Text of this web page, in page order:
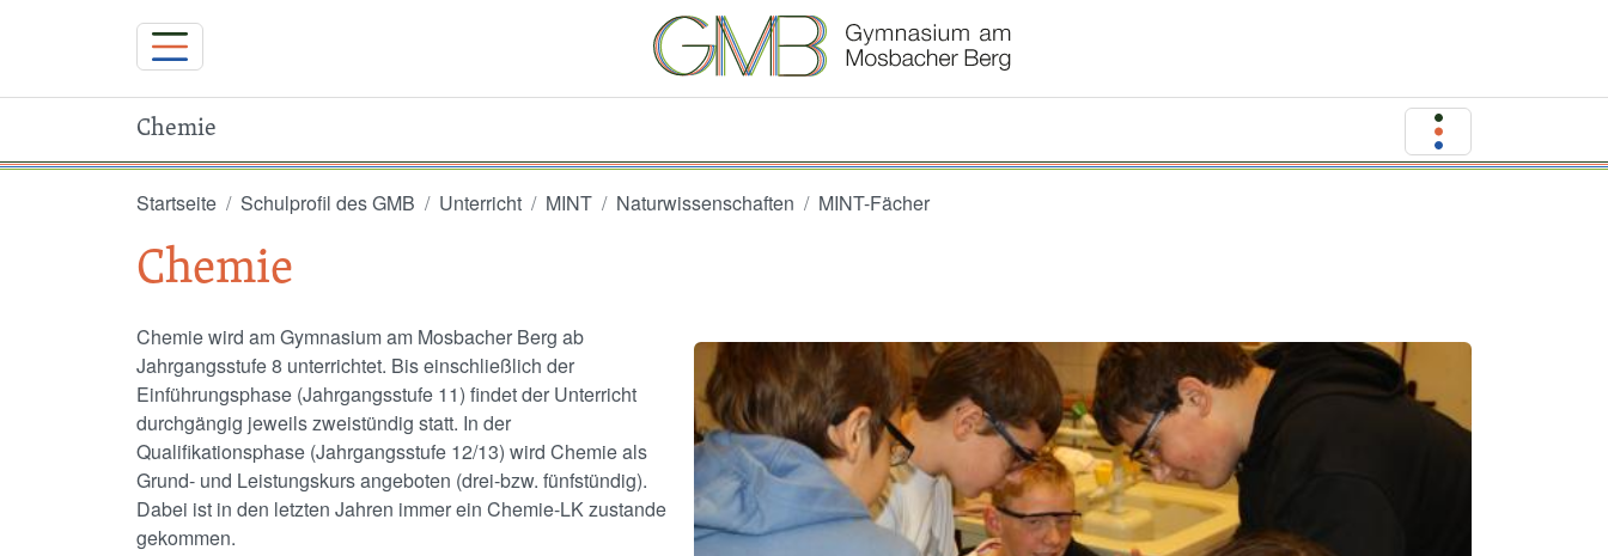
Chemie
Startseite Schulprofil des GMB Unterricht MINT Naturwissenschaften MINT-Fächer
Chemie
Image
Chemie wird am Gymnasium am Mosbacher Berg ab
Jahrgangsstufe 8 unterrichtet. Bis einschließlich der
Einführungsphase (Jahrgangsstufe 11) findet der Unterricht
durchgängig jeweils zweistündig statt. In der
Qualifikationsphase (Jahrgangsstufe 12/13) wird Chemie als
Grund- und Leistungskurs angeboten (drei-bzw. fünfstündig).
Dabei ist in den letzten Jahren immer ein Chemie-LK zustande
gekommen.